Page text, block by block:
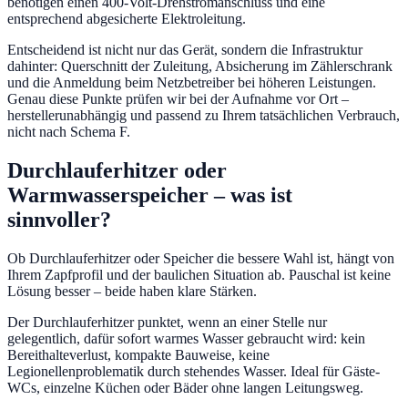
entsprechend abgesicherte Elektroleitung.
Entscheidend ist nicht nur das Gerät, sondern die Infrastruktur
dahinter: Querschnitt der Zuleitung, Absicherung im Zählerschrank
und die Anmeldung beim Netzbetreiber bei höheren Leistungen.
Genau diese Punkte prüfen wir bei der Aufnahme vor Ort –
herstellerunabhängig und passend zu Ihrem tatsächlichen Verbrauch,
nicht nach Schema F.
Durchlauferhitzer oder
Warmwasserspeicher – was ist
sinnvoller?
Ob Durchlauferhitzer oder Speicher die bessere Wahl ist, hängt von
Ihrem Zapfprofil und der baulichen Situation ab. Pauschal ist keine
Lösung besser – beide haben klare Stärken.
Der Durchlauferhitzer punktet, wenn an einer Stelle nur
gelegentlich, dafür sofort warmes Wasser gebraucht wird: kein
Bereithalteverlust, kompakte Bauweise, keine
Legionellenproblematik durch stehendes Wasser. Ideal für Gäste-
WCs, einzelne Küchen oder Bäder ohne langen Leitungsweg.